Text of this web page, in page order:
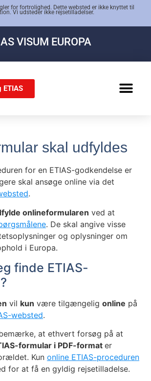
for fortrolighed. Dette websted er ikke knyttet til
Vi udsteder ikke rejsetilladelser.
VISUM EUROPA
ETIAS
skal udfyldes
for en ETIAS-godkendelse er
skal ansøge online via det
.
onlineformularen ved at
. De skal angive visse
og oplysninger om
i Europa.
finde ETIAS-
vil kun være tilgængelig online på
websted.
at ethvert forsøg på at
formular i PDF-format er
Kun online ETIAS-proceduren
for at få en gyldig rejsetilladelse.